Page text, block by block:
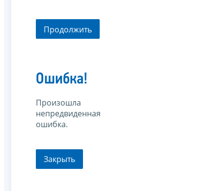
Продолжить
Ошибка!
Произошла
непредвиденная
ошибка.
Закрыть